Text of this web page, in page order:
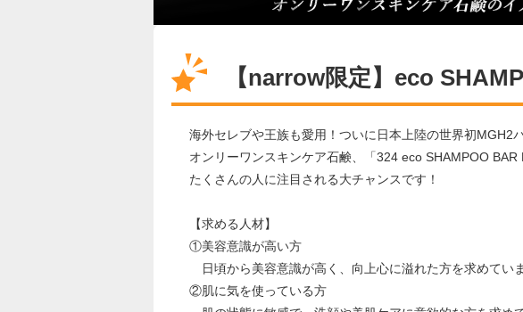
【narrow限定】eco
海外セレブや王族も愛用！ついに日本上陸の世界初MGH2
オンリーワンスキンケア石鹸、「324 eco SHAMPOO
たくさんの人に注目される大チャンスです！
【求める人材】
①美容意識が高い方
日頃から美容意識が高く、向上心に溢れた方を求めていま
②肌に気を使っている方